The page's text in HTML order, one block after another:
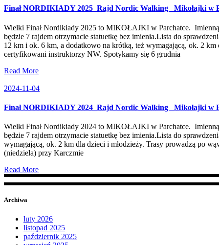
Finał NORDIKIADY 2025_Rajd Nordic Walking _Mikołajki w
Wielki Finał Nordikiady 2025 to MIKOŁAJKI w Parchatce. Imienną
będzie 7 rajdem otrzymacie statuetkę bez imienia.Lista do
12 km i ok. 6 km, a dodatkowo na krótką, też wymagającą, ok. 2
certyfikowani instruktorzy NW. Spotykamy się 6 grudnia
Read More
2024-11-04
Finał NORDIKIADY 2024_Rajd Nordic Walking _Mikołajki w
Wielki Finał Nordikiady 2024 to MIKOŁAJKI w Parchatce. Imienną
będzie 7 rajdem otrzymacie statuetkę bez imienia.Lista do
wymagającą, ok. 2 km dla dzieci i młodzieży. Trasy prowadzą po
(niedziela) przy Karczmie
Read More
Archiwa
luty 2026
listopad 2025
październik 2025